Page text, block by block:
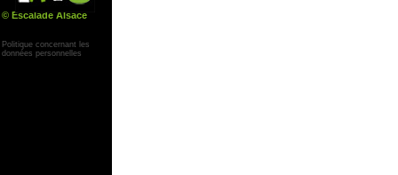
© Escalade Alsace
Politique concernant les
données personnelles